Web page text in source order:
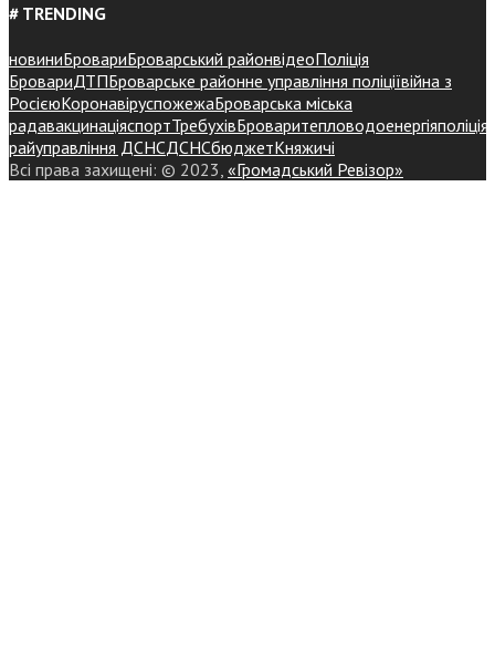
# TRENDING
новиниБровариБроварський районвідеоПоліція
БровариДТПБроварське районне управління поліціївійна з
РосієюКоронавіруспожежаБроварська міська
радавакцинаціяспортТребухівБроваритепловодоенергіяполіція
райуправління ДСНСДСНСбюджетКняжичі
Всі права захищені: © 2023, «Громадський Ревізор»